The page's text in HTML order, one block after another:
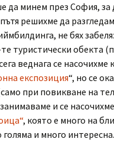
да минем през София, за
решихме да
не бях
туристически обекта
веднага се насочихме
експозиция“, но се
при повикване на
и се
, която е много на
и много интересна.